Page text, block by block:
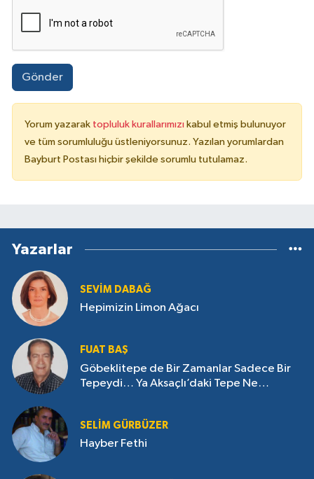
Gönder
Yorum yazarak topluluk kurallarımızı kabul etmiş bulunuyor
ve tüm sorumluluğu üstleniyorsunuz. Yazılan yorumlardan
Bayburt Postası hiçbir şekilde sorumlu tutulamaz.
Yazarlar
SEVIM DABAĞ
Hepimizin Limon Ağacı
FUAT BAŞ
Göbeklitepe de Bir Zamanlar Sadece Bir
Tepeydi… Ya Aksaçlı’daki Tepe Ne
SELIM GÜRBÜZER
Hayber Fethi